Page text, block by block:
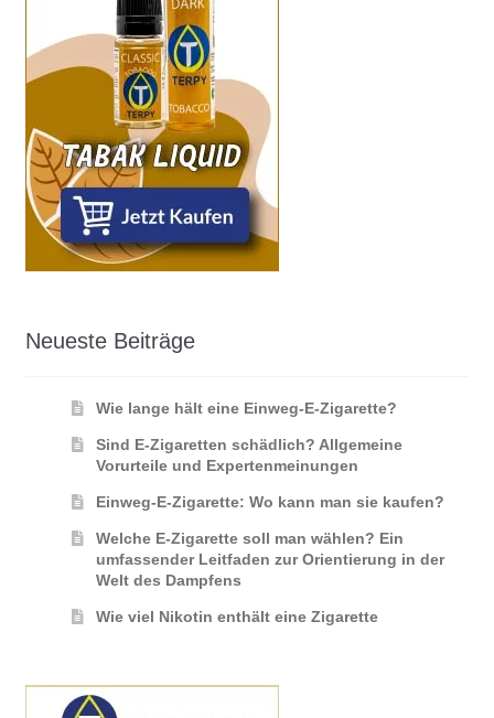
Neueste Beiträge
Wie lange hält eine Einweg-E-Zigarette?
Sind E-Zigaretten schädlich? Allgemeine
Vorurteile und Expertenmeinungen
Einweg-E-Zigarette: Wo kann man sie kaufen?
Welche E-Zigarette soll man wählen? Ein
umfassender Leitfaden zur Orientierung in der
Welt des Dampfens
Wie viel Nikotin enthält eine Zigarette